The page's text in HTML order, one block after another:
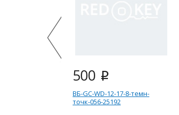
500 i
ВБ-GC-WD-12-17-8-темн-
точк-056-25192